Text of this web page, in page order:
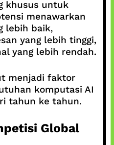
khusus untuk
menawarkan
lebih baik,
yang lebih tinggi,
yang lebih rendah.
menjadi faktor
komputasi AI
tahun ke tahun.
Global